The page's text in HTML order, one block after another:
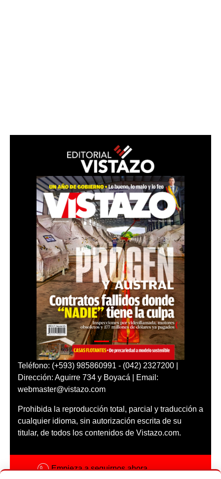
Teléfono: (+593) 985860991 - (042) 2327200 |
Dirección: Aguirre 734 y Boyacá | Email:
webmaster@vistazo.com
Prohibida la reproducción total, parcial y traducción a
cualquier idioma, sin autorización escrita de su
titular, de todos los contenidos de Vistazo.com.
Empieza a seguirnos ahora